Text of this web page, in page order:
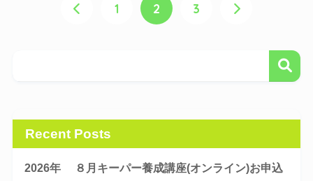
1 2 3
Recent Posts
2026年 ８月キーパー養成講座(オンライン)お申込